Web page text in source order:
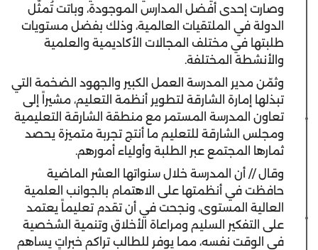
وصارت إحدى أفضل المدارس الموجودة، وباتت تُمثّل
الدولة في الملتقيات العالمية، وذلك بفضل مستويات
طلبتها في مختلف المجالات الأكاديمية والعلمية
والأنشطة المختلفة.
وثمّن مدير المدرسة العمل الكبير والجهود الضخمة التي
تبذلها إمارة الشارقة لتطوير أنظمة التعليم، مشيراً إلى
تعاون المدرسة المستمر مع منطقة الشارقة التعليمية
ومجلس الشارقة للتعليم ما أنتج تجربة متميزة يحصد
ثمارها المجتمع عبر الطلبة وأولياء أمورهم.
وقال // أن المدرسة خلال سنواتها العشر الماضية
حافظت في أنظمتها على الاهتمام بالجوانب العلمية
العالية المستوى، ونجحت في أن تقدم تعليماً يعتمد
على التفكير السليم ومراعاة الأخلاق وتنمية الشخصية
في الوقت نفسه، مما يوفر للطالب تراكم خبراتٍ يساهم